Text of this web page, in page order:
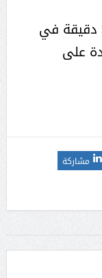
– الفرنسي أوليفيه جيرو لعب 546 دقيقة في
على
مشاركة